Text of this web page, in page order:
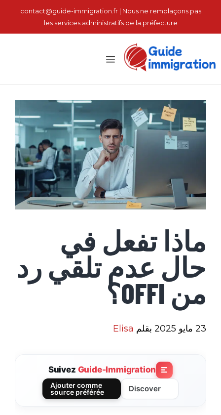
contact@guide-immigration.fr | Nous ne remplaçons pas
les services administratifs de la préfecture
القائمة
ماذا تفعل في
حال عدم تلقي رد
من OFFI؟
23 مايو 2025 بقلم Elisa
Suivez Guide-Immigration
Discover
Ajouter comme
source préférée